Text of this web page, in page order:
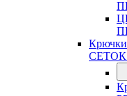
СЕТОК